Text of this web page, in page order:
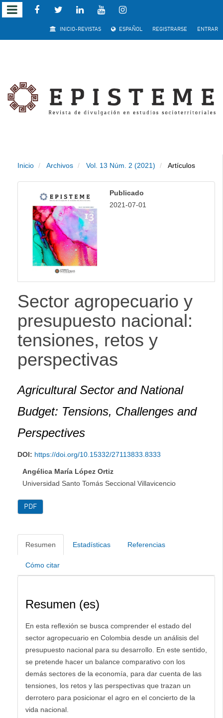
Salto
rápido
contenido
de
Navegación
principal
Contenido
principal
INICIO-REVISTAS ESPAÑOL REGISTRARSE ENTRAR
Inicio Archivos Vol. 13 Núm. 2 (2021) Artículos
Publicado
2021-07-01
Sector agropecuario y
presupuesto nacional:
tensiones, retos y
perspectivas
Agricultural Sector and National
Budget: Tensions, Challenges and
Perspectives
DOI: https://doi.org/10.15332/27113833.8333
Angélica María López Ortiz
Universidad Santo Tomás Seccional Villavicencio
PDF
Resumen Estadísticas Referencias
Cómo citar
Resumen (es)
En esta reflexión se busca comprender el estado del
sector agropecuario en Colombia desde un análisis del
presupuesto nacional para su desarrollo. En este sentido,
se pretende hacer un balance comparativo con los
demás sectores de la economía, para dar cuenta de las
tensiones, los retos y las perspectivas que trazan un
derrotero para posicionar el agro en el concierto de la
vida nacional.